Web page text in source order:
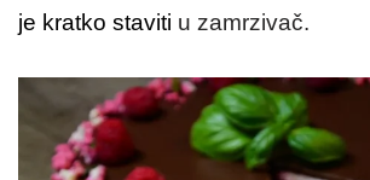
je kratko staviti u zamrzivač.